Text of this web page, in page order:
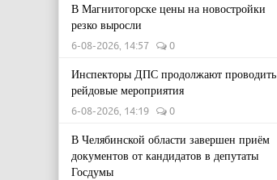
В Магнитогорске цены на новостройки
резко выросли
6-08-2026, 14:57 0
Инспекторы ДПС продолжают проводить
рейдовые мероприятия
6-08-2026, 14:19 0
В Челябинской области завершен приём
документов от кандидатов в депутаты
Госдумы